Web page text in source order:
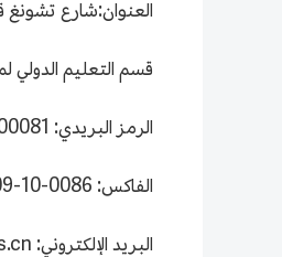
العنوان:شارع تشونغ قوان تسون
قسم التعليم الدولي
الرمز البريدي: 100081
الفاكس: 0086-10-82106609
البريد الإلكتروني: studyincaas@caas.cn